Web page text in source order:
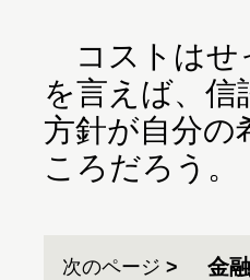
コストはせ
を言えば、信
方針が自分の
ころだろう。
次のページ 金